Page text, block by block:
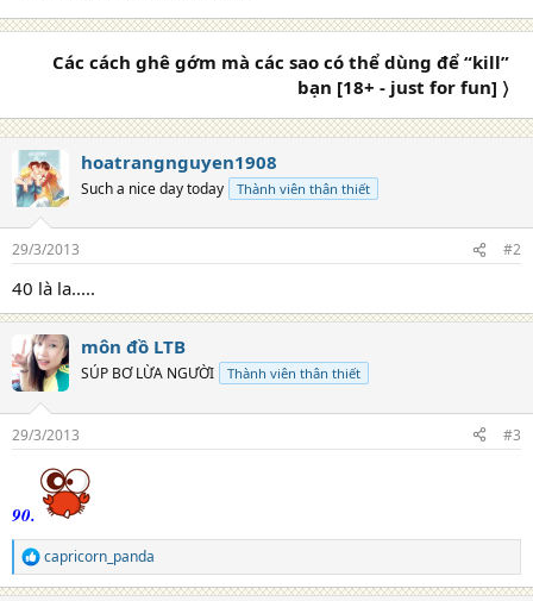
o
Các cách ghê gớm mà các sao có thể dùng để “kill”
bạn [18+ - just for fun] 〉
hoatrangnguyen1908
Such a nice day today Thành viên thân thiết
29/3/2013 #2
40 là la.....
môn đồ LTB
SÚP BƠ LỪA NGƯỜI Thành viên thân thiết
29/3/2013 #3
90.
R
e
capricorn_panda